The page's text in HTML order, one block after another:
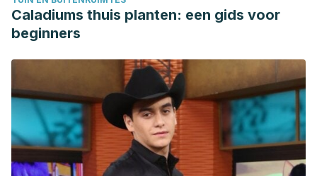
Caladiums thuis planten: een gids voor
beginners